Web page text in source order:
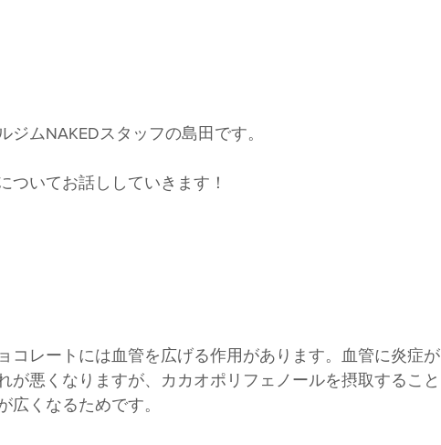
ムNAKEDスタッフの島田です。
ついてお話ししていきます！
コレートには血管を広げる作用があります。血管に炎症が
が悪くなりますが、カカオポリフェノールを摂取すること
広くなるためです。